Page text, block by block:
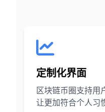
定制化界面
区块链币圈支持用
让更加符合个人习